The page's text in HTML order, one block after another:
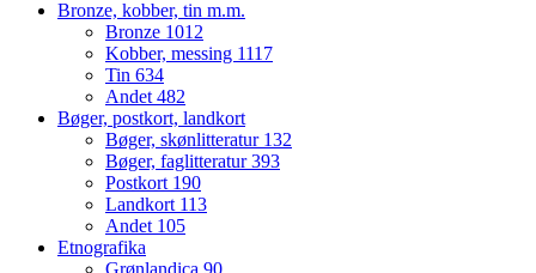
Bronze, kobber, tin m.m.
Bronze 1012
Kobber, messing 1117
Tin 634
Andet 482
Bøger, postkort, landkort
Bøger, skønlitteratur 132
Bøger, faglitteratur393
Postkort 190
Landkort 113
Andet 105
Etnografika
Grønlandica 90